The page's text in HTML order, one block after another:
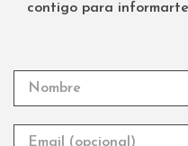
contigo para